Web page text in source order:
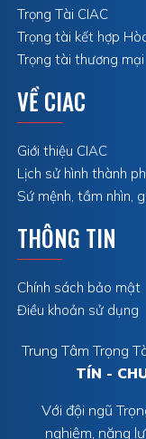
Trọng Tài CIAC
Trọng tài kết hợp
Trọng tài thương mại
VỀ CIAC
Giới thiệu CIAC
Lịch sử hình thành
Sứ mệnh, tầm nhìn,
THÔNG TIN
Chính sách bảo mật
Điều khoản sử dụng
Trung Tâm Trọng
TÍN -
Với đội ngũ
nghiệm, năng